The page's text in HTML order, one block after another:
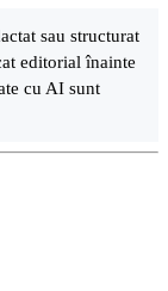
sau structurat
editorial înainte
cu AI sunt